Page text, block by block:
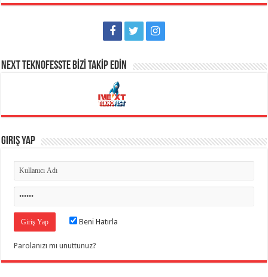
NEXT TEKNOFESSTE BİZİ TAKİP EDİN
Giriş Yap
Beni Hatırla
Parolanızı mı unuttunuz?